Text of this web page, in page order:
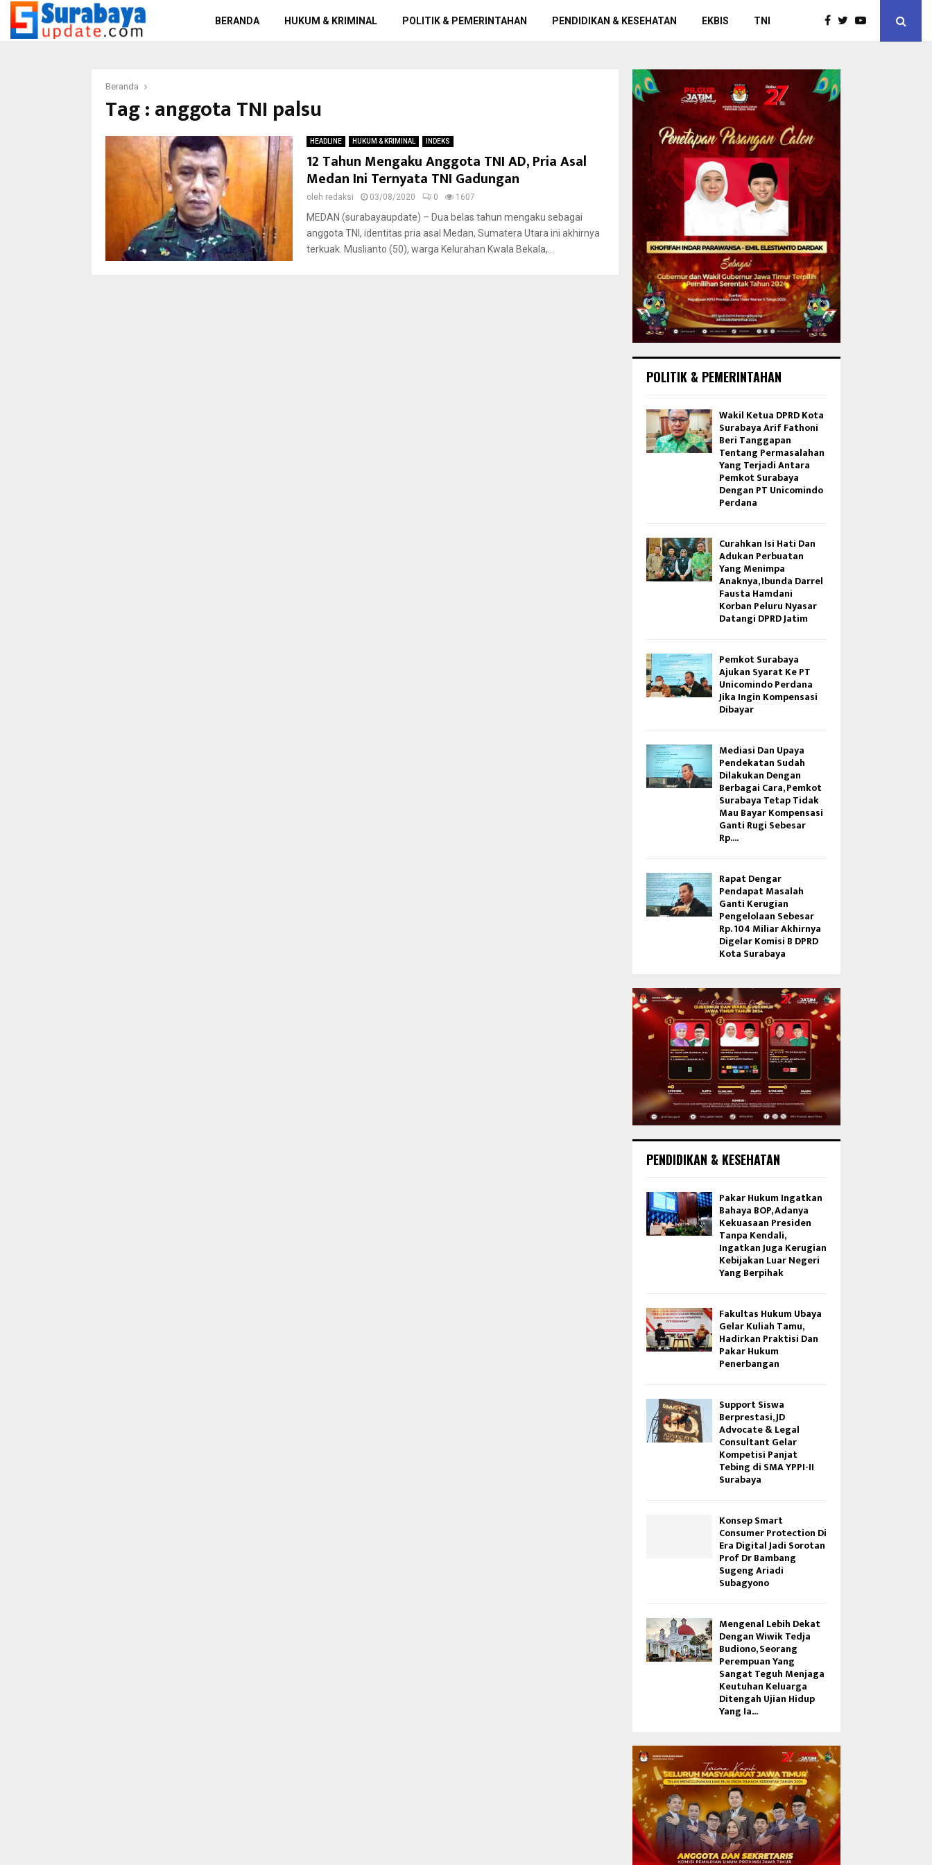
BERANDA HUKUM & KRIMINAL POLITIK & PEMERINTAHAN PENDIDIKAN & KESEHATAN EKBIS TNI
Beranda
Tag : anggota TNI palsu
HEADLINE HUKUM & KRIMINAL INDEKS
12 Tahun Mengaku Anggota TNI AD, Pria Asal
Medan Ini Ternyata TNI Gadungan
oleh redaksi 03/08/2020 0 1607
MEDAN (surabayaupdate) – Dua belas tahun mengaku sebagai
anggota TNI, identitas pria asal Medan, Sumatera Utara ini akhirnya
terkuak. Muslianto (50), warga Kelurahan Kwala Bekala,...
POLITIK & PEMERINTAHAN
Wakil Ketua DPRD Kota
Surabaya Arif Fathoni
Beri Tanggapan
Tentang Permasalahan
Yang Terjadi Antara
Pemkot Surabaya
Dengan PT Unicomindo
Perdana
Curahkan Isi Hati Dan
Adukan Perbuatan
Yang Menimpa
Anaknya, Ibunda Darrel
Fausta Hamdani
Korban Peluru Nyasar
Datangi DPRD Jatim
Pemkot Surabaya
Ajukan Syarat Ke PT
Unicomindo Perdana
Jika Ingin Kompensasi
Dibayar
Mediasi Dan Upaya
Pendekatan Sudah
Dilakukan Dengan
Berbagai Cara, Pemkot
Surabaya Tetap Tidak
Mau Bayar Kompensasi
Ganti Rugi Sebesar
Rp....
Rapat Dengar
Pendapat Masalah
Ganti Kerugian
Pengelolaan Sebesar
Rp. 104 Miliar Akhirnya
Digelar Komisi B DPRD
Kota Surabaya
PENDIDIKAN & KESEHATAN
Pakar Hukum Ingatkan
Bahaya BOP, Adanya
Kekuasaan Presiden
Tanpa Kendali,
Ingatkan Juga Kerugian
Kebijakan Luar Negeri
Yang Berpihak
Fakultas Hukum Ubaya
Gelar Kuliah Tamu,
Hadirkan Praktisi Dan
Pakar Hukum
Penerbangan
Support Siswa
Berprestasi, JD
Advocate & Legal
Consultant Gelar
Kompetisi Panjat
Tebing di SMA YPPI-II
Surabaya
Konsep Smart
Consumer Protection Di
Era Digital Jadi Sorotan
Prof Dr Bambang
Sugeng Ariadi
Subagyono
Mengenal Lebih Dekat
Dengan Wiwik Tedja
Budiono, Seorang
Perempuan Yang
Sangat Teguh Menjaga
Keutuhan Keluarga
Ditengah Ujian Hidup
Yang Ia...